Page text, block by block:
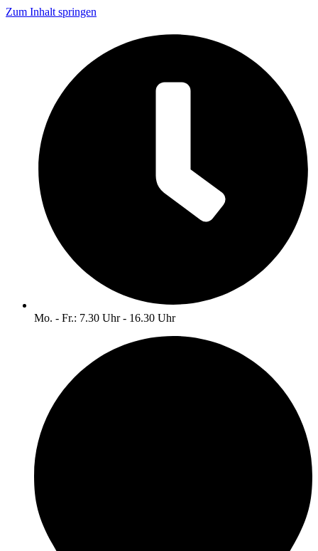
Zum Inhalt springen
Mo. - Fr.: 7.30 Uhr - 16.30 Uhr